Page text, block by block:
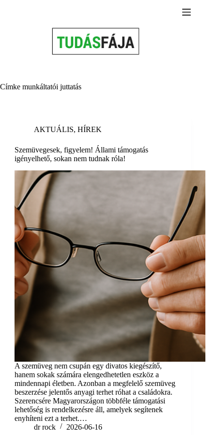
Címke munkáltatói juttatás
AKTUÁLIS, HÍREK
Szemüvegesek, figyelem! Állami támogatás
igényelhető, sokan nem tudnak róla!
A szemüveg nem csupán egy divatos kiegészítő,
hanem sokak számára elengedhetetlen eszköz a
mindennapi életben. Azonban a megfelelő szemüveg
beszerzése jelentős anyagi terhet róhat a családokra.
Szerencsére Magyarországon többféle támogatási
lehetőség is rendelkezésre áll, amelyek segítenek
enyhíteni ezt a terhet.…
dr rock
2026-06-16